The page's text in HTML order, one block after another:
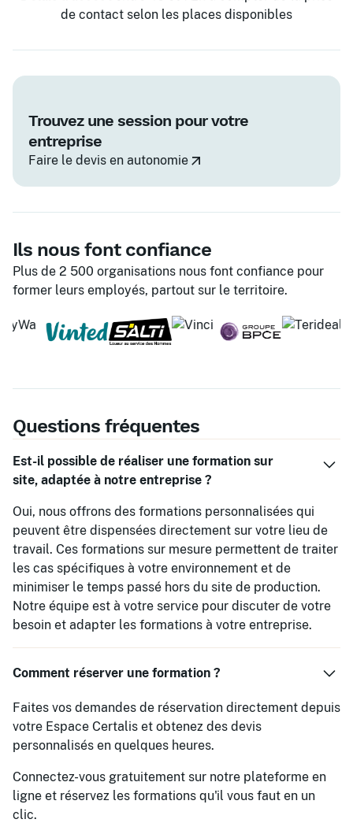
de contact selon les places disponibles
Trouvez une session pour votre
entreprise
Faire le devis en autonomie
Ils nous font confiance
Plus de 2 500 organisations nous font confiance pour
former leurs employés, partout sur le territoire.
Questions fréquentes
Est-il possible de réaliser une formation sur
site, adaptée à notre entreprise ?
Oui, nous offrons des formations personnalisées qui
peuvent être dispensées directement sur votre lieu de
travail. Ces formations sur mesure permettent de traiter
les cas spécifiques à votre environnement et de
minimiser le temps passé hors du site de production.
Notre équipe est à votre service pour discuter de votre
besoin et adapter les formations à votre entreprise.
Comment réserver une formation ?
Faites vos demandes de réservation directement depuis
votre Espace Certalis et obtenez des devis
personnalisés en quelques heures.
Connectez-vous gratuitement sur notre plateforme en
ligne et réservez les formations qu'il vous faut en un
clic.